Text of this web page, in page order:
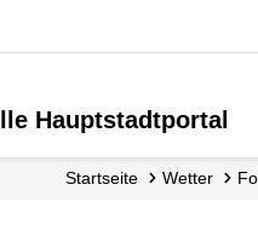
Hauptstadtportal
Startseite Wetter